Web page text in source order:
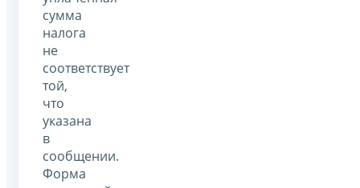
сумма
налога
не
соответствует
той,
что
указана
в
сообщении.
Форма